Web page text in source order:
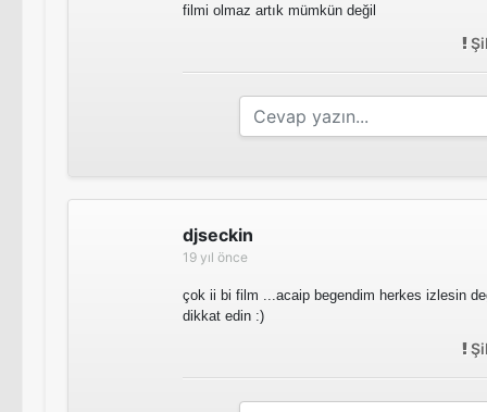
filmi olmaz artık mümkün değil
djseckin
19 yıl önce
çok ii bi film ...acaip begendim herkes izlesin
dikkat edin :)